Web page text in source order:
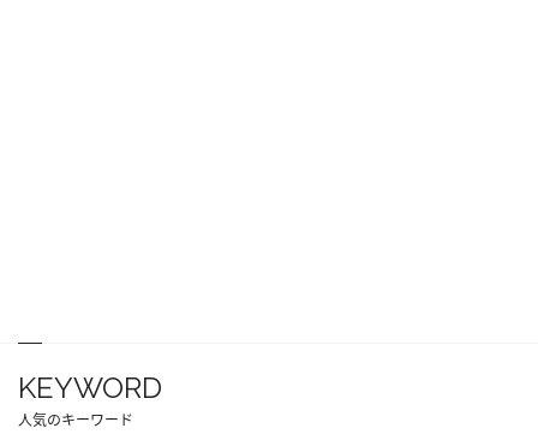
KEYWORD
人気のキーワード